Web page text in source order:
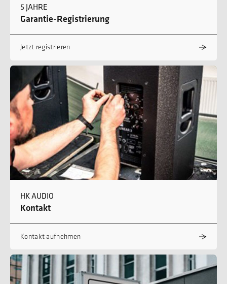
5 JAHRE
Garantie-Registrierung
Jetzt registrieren
HK AUDIO
Kontakt
Kontakt aufnehmen